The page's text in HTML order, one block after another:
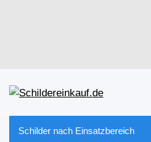
Schilder nach Einsatzbereich